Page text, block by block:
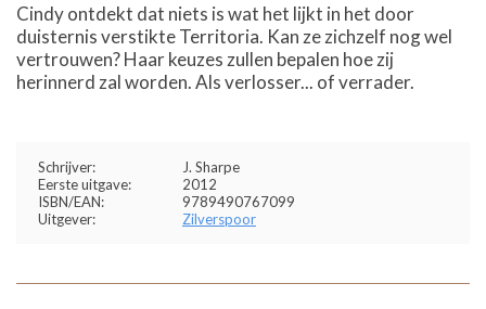
Cindy ontdekt dat niets is wat het lijkt in het door
duisternis verstikte Territoria. Kan ze zichzelf nog wel
vertrouwen? Haar keuzes zullen bepalen hoe zij
herinnerd zal worden. Als verlosser... of verrader.
Schrijver:
J. Sharpe
Eerste uitgave:
2012
ISBN/EAN:
9789490767099
Uitgever:
Zilverspoor